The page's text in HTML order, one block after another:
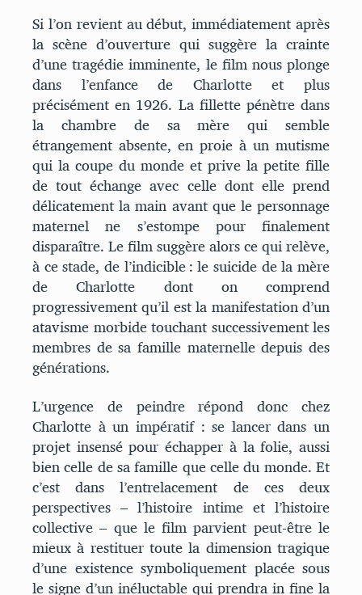
Si l’on revient au début, immédiatement après
la scène d’ouverture qui suggère la crainte
d’une tragédie imminente, le film nous plonge
dans l’enfance de Charlotte et plus
précisément en 1926. La fillette pénètre dans
la chambre de sa mère qui semble
étrangement absente, en proie à un mutisme
qui la coupe du monde et prive la petite fille
de tout échange avec celle dont elle prend
délicatement la main avant que le personnage
maternel ne s’estompe pour finalement
disparaître. Le film suggère alors ce qui relève,
à ce stade, de l’indicible : le suicide de la mère
de Charlotte dont on comprend
progressivement qu’il est la manifestation d’un
atavisme morbide touchant successivement les
membres de sa famille maternelle depuis des
générations.
L’urgence de peindre répond donc chez
Charlotte à un impératif : se lancer dans un
projet insensé pour échapper à la folie, aussi
bien celle de sa famille que celle du monde. Et
c’est dans l’entrelacement de ces deux
perspectives – l’histoire intime et l’histoire
collective – que le film parvient peut-être le
mieux à restituer toute la dimension tragique
d’une existence symboliquement placée sous
le signe d’un inéluctable qui prendra in fine la